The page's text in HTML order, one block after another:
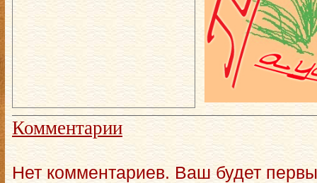
Комментарии
Нет комментариев. Ваш будет